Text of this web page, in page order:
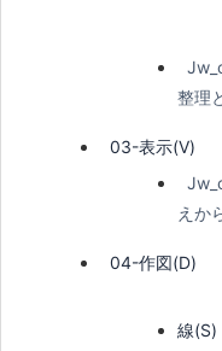
整理
03-表示(V)
えか
04-作図(D)
線(S)